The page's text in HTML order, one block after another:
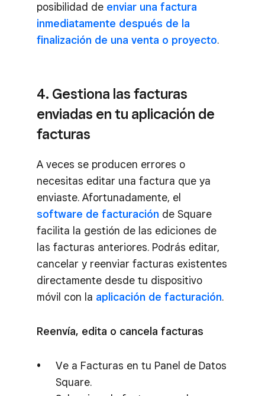
posibilidad de enviar una factura
inmediatamente después de la
finalización de una venta o proyecto.
4. Gestiona las facturas
enviadas en tu aplicación de
facturas
A veces se producen errores o
necesitas editar una factura que ya
enviaste. Afortunadamente, el
software de facturación de Square
facilita la gestión de las ediciones de
las facturas anteriores. Podrás editar,
cancelar y reenviar facturas existentes
directamente desde tu dispositivo
móvil con la aplicación de facturación.
Reenvía, edita o cancela facturas
Ve a Facturas en tu Panel de Datos
Square.